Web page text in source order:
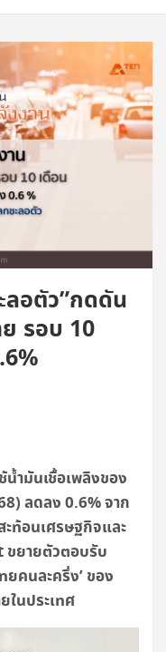
ลอตัว”กดดัน
รอบ 10
ำมันเชื้อเพลิงของ
ลดลง 0.6% จาก
ท้อนเศรษฐกิจและ
ขยายตัวตอบรับ
ยคนละครึ่ง’ ของ
ในประเทศ